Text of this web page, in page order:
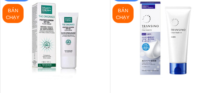
BÁN
CHẠY
BÁN
CHẠY